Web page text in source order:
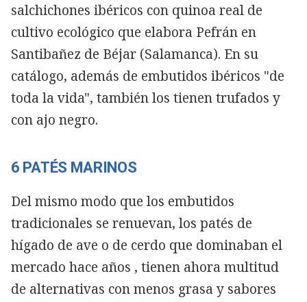
salchichones ibéricos con quinoa real de
cultivo ecológico que elabora Pefrán en
Santibañez de Béjar (Salamanca). En su
catálogo, además de embutidos ibéricos "de
toda la vida", también los tienen trufados y
con ajo negro.
6 PATÉS MARINOS
Del mismo modo que los embutidos
tradicionales se renuevan, los patés de
hígado de ave o de cerdo que dominaban el
mercado hace años , tienen ahora multitud
de alternativas con menos grasa y sabores